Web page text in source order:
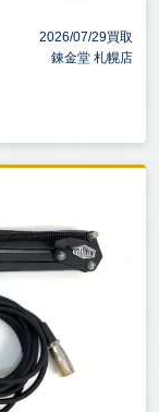
2026/07/29買取
錬金堂 札幌店